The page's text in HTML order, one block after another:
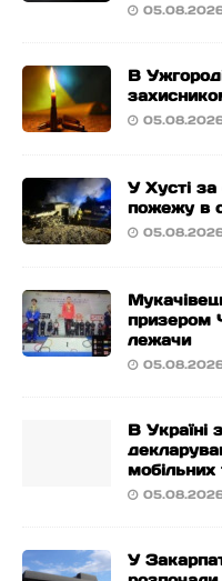
В
У Хусті за
пожежу в
призером
лежачи
В Україні
мобільних
У